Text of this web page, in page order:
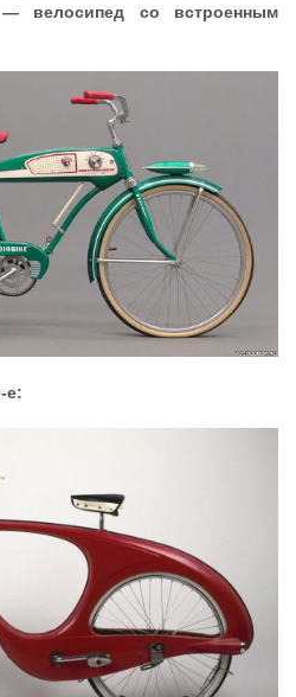
велосипед со встроенным
е: